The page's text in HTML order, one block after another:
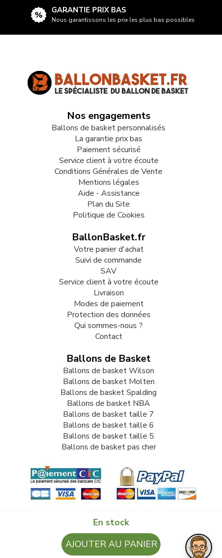
En stock
AJOUTER AU PANIER
GARANTIE PRIX BAS
Nous garantissons les prix les plus bas possibles
Nos engagements
Ballons de basket personnalisés
La garantie prix bas
Paiement sécurisé
Service client à votre écoute
Conditions Générales de Vente
Mentions légales
Aide - Assistance
Plan du Site
Politique de Cookies
BallonBasket.fr
Votre panier d'achat
Suivi de commande
SAV
Service client à votre écoute
Livraison
Modes de paiement
Protection des données
Qui sommes-nous ?
Contact
Ballons de Basket
Ballons de basket Wilson
Ballons de basket Molten
Ballons de basket Spalding
Ballons de basket NBA
Ballons de basket taille 7
Ballons de basket taille 6
Ballons de basket taille 5
Ballons de basket pas cher
© 2009-2026 LB82. Tous droits réservés - ballonbasket.fr -
SARL LB 82 - 13 Rue Louis Delage 44360 VIGNEUX DE
BRETAGNE